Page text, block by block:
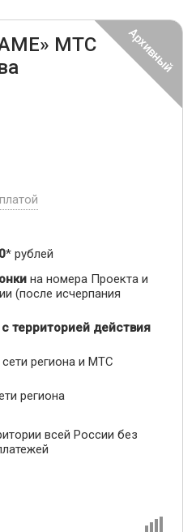
МТС
* рублей
на номера Проекта и
(после исчерпания
территорией действия
сети региона и МТС
региона
всей России без